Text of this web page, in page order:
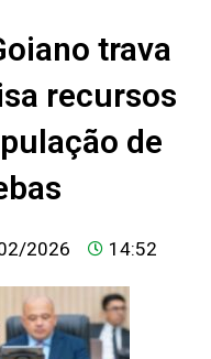
trava
recursos
de
2026 14:52